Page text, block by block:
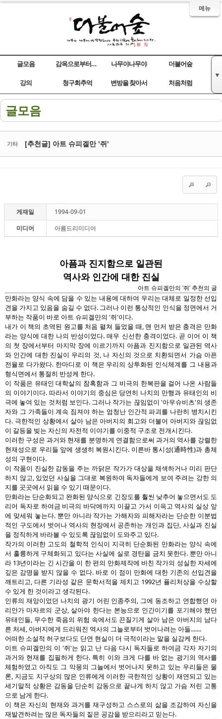
메뉴
글모음 감옥으로부터의 사색 나무야나무야 더불어숲
강의
▼
청구회추억
변방을 찾아서 처음처럼
글모음
기타 [추천글] 아트 슈피겔만 '쥐'
게재일
1994-09-01
미디어
아름드리미디어
아픔과 진지함으로 일관된
역사와 인간에 대한 진실
아트 슈피겔만의 '쥐' 추천의 글
만화라는 양식 속에 담을 수 있는 내용에 대하여 우리는 대체로 일정한 선입
견을 가지고 있음을 숨길 수 없다. 그러나 이런 통상적인 인식을 정면에서 거
부하는 작품이 바로 아트 슈피겔만의 '쥐'이다.
내가 이 책의 초역된 원고를 처음 펼쳐 들었을 때, 맨 먼저 받은 충격은 만화
라는 양식에 대한 나의 반성이었다. 매우 신선한 충격이었다. 곧 이어 이 책
의 첫 장에서부터 마지막 장에 이르기까지 아픔과 진지함으로 일관된 역사
와 인간에 대한 진실이 우리의 것, 나 자신의 것으로 치환되면서 가슴 아픈
전율로 다가왔다. 한마디로 이 책은 우리의 상투화된 인식체계를 그 내용과
형식면에서 통절히 반성케 한다.
이 작품은 유태인 대학살의 참혹함과 그 비극의 한복판을 걸어 나온 사람들
의 이야기이다. 따라서 이야기의 중심은 당연히 나치의 만행과 유태인의 비
극에 놓여 있는 것처럼 보인다. 그러나 작가는 끊임없이 '아우슈비츠'의 생존
자와 그 가족들이 계속 짐져야 하는 엄청난 인간적 파괴를 나란히 병치시킨
다. 극한적인 상황에서 살아 남은 아버지의 회고와 더불어 아버지와 끊임없
이 갈등을 빚는 자신의 자전적 이야기를 이중적 구조로 전개시킨다.
이러한 구성은 과거와 현재를 분명하게 연결함으로써 과거의 역사를 강렬한
현재성으로 우리들 앞에 생생히 복원시킨다. 이른바 통시성(通時性)과 총체
성의 구현이다.
이 작품이 진실한 감동을 주는 까닭은 작가가 대상을 채색하거나 미리 판단
하지 않고, 있었던 사실을 그대로 복원하여 독자들에게 보여 주려는 강한 의
지를 곳곳에서 읽을 수 있기 때문이다.
만화라는 단순화되고 완화된 양식으로 긴장도를 훨씬 낮추어 놓으면서도 도
리어 독자로 하여금 비극의 바닥에까지 이끌고 가서 이윽고 역사의 실상 앞
에 맞세워 놓는다. 뿐만 아니라 작가는 가해자와 피해자라는 단순한 이분법
적인 구도에서 벗어나 역사의 현장에서 공존하는 개인과 집단, 사실과 진실
을 정직하게 바라볼 수 있도록 끊임없이 도와주고 있다.
작가의 이러한 고도의 철학적 인식이 지극히 단순화된 만화라는 양식 속에
서 훌륭하게 구체화되고 있다는 사실에 실로 경탄을 금치 못한다. 뿐만 아니
라 13년이라는 긴 시간을 이 한 편의 만화제작에 바친 작가의 성실한 자세에
깊은 감명을 받지 않을 수 없다. 바로 이 점이 만화에 대한 기존의 선입견을
깨트리고, 다른 기라성 같은 문학서적을 제치고 1992년 퓰리처상을 수상할
수 있게 한 것이라고 생각된다.
인류의 재앙이었던 나치의 광기 어린 인종주의, 그에 동조하고 연합했던 아
리안가 마자르의 군상, 살아야 한다는 본능으로 인간이기를 포기해야 했던
유태인들, 무수한 죽음의 위험 속에서도 끈질기게 살아 남은 아버지의 남다
른 처세, 아버지에게 드리워진 역사의 그늘로부터 벗어나려는 아들.......
어떠한 소설적 허구보다도 단연 현실이 더 극적이라는 말을 실감케 한다.
이트 슈피겔만의 이 '쥐'는 읽고 난 다음 다시 독자들로 하여금 각자 자기의
과거와 현재를 집필하게 한다. 특히 이와 크게 다를 바 없는 광기의 역사를
체험하였고 아직도 그 악몽의 그늘에서 벗어나지 못하고 있는 우리들은 물
론, 지금도 지구상의 많은 인류에게 이러한 극한적인 상황이 재연되고 있는
세기말적 상황은 감동을 단순히 감동으로 끝나게 하지 않고 가슴 저린 고통
으로 남게 한다.
이 책은 자신의 현재와 과거를 재구성하고 스스로의 삶을 조감하여 자신을
재발견하려는 많은 독자들의 짙은 공감을 받으리라고 믿는다.
Sketchbook5, 스케치북5
Sketchbook5, 스케치북5
Sketchbook5, 스케치북5
Sketchbook5, 스케치북5